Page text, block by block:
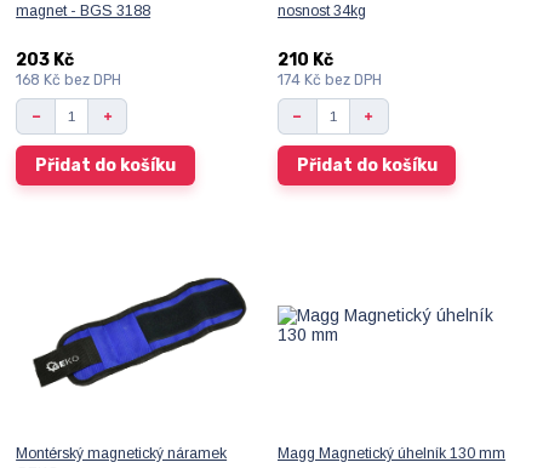
magnet - BGS 3188
203 Kč
168 Kč bez DPH
Přidat do košíku
nosnost 34kg
210 Kč
174 Kč bez DPH
Přidat do košíku
Montérský magnetický náramek
Magg Magnetický úhelník 130 mm